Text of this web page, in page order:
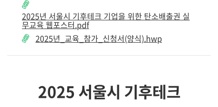
2025년 서울시 기후테크 기업을 위한 탄소배출권 실
무교육 웹포스터.pdf
2025년_교육_참가_신청서(양식).hwp
2025 서울시 기후테크